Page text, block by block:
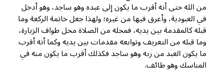
من الله حتى أنه أقرب ما يكون إلى عبده وهو ساجد، وهو أدخل
في العبودية، وأعرق فيها من غيره؛ ولهذا جعل خاتمة الركعة وما
قبله كالمقدمة بين يديه، فمحله من الصلاة محل طواف الزيارة،
وما قبله من التعريف وتوابعه مقدمات بين يديه وكما أنه أقرب
ما يكون العبد من ربه وهو ساجد فكذلك أقرب ما يكون منه في
المناسك وهو طائف.